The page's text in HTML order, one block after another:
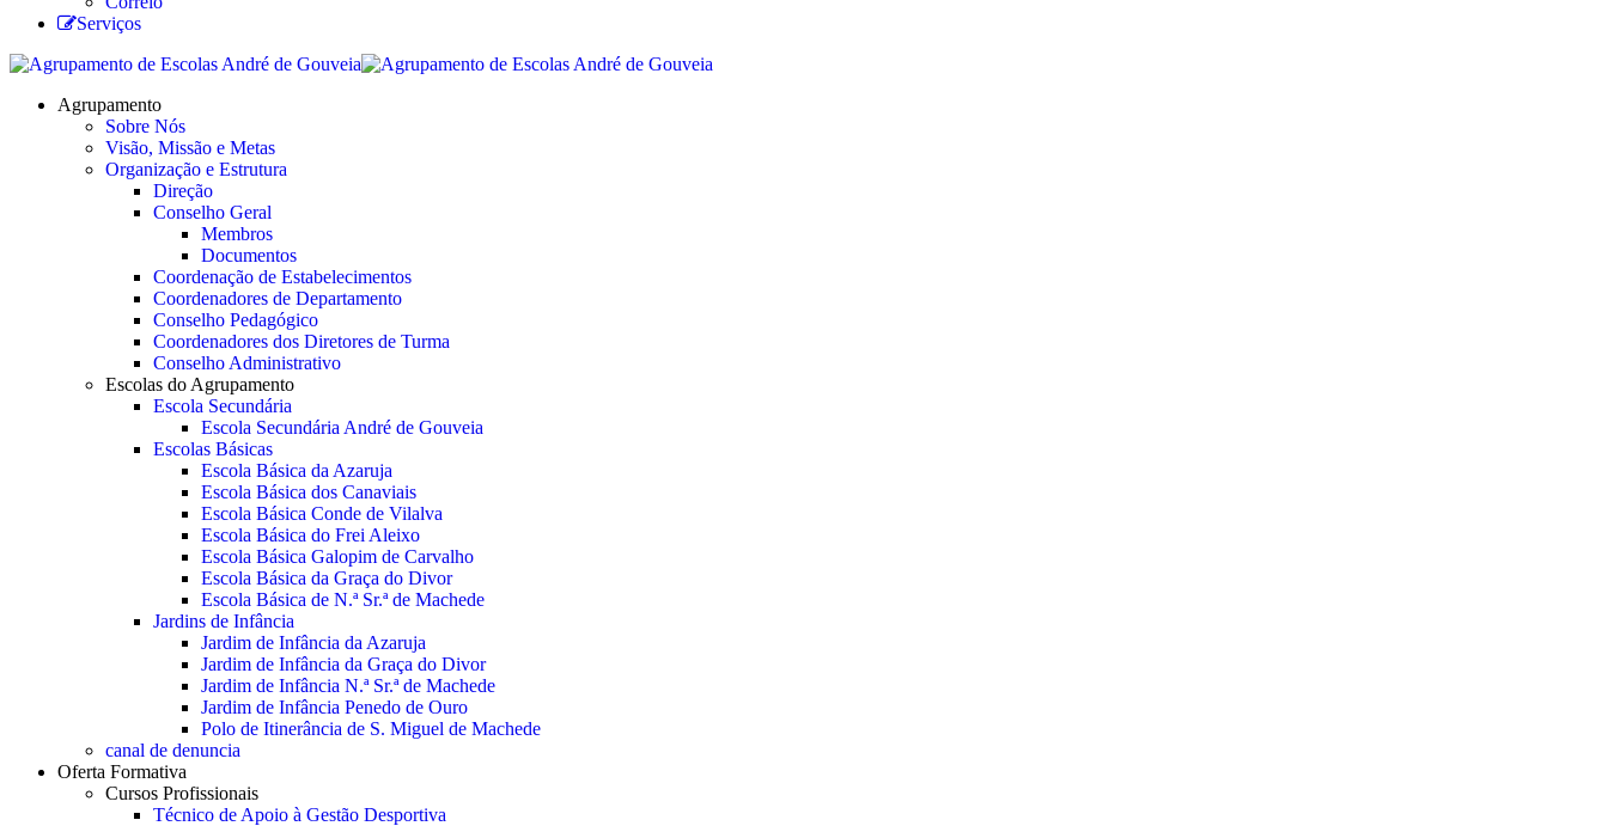
Serviços
Agrupamento
Sobre Nós
Visão, Missão e Metas
Organização e Estrutura
Direção
Conselho Geral
Membros
Documentos
Coordenação de Estabelecimentos
Coordenadores de Departamento
Conselho Pedagógico
Coordenadores dos Diretores de Turma
Conselho Administrativo
Escolas do Agrupamento
Escola Secundária
Escola Secundária André de Gouveia
Escolas Básicas
Escola Básica da Azaruja
Escola Básica dos Canaviais
Escola Básica Conde de Vilalva
Escola Básica do Frei Aleixo
Escola Básica Galopim de Carvalho
Escola Básica da Graça do Divor
Escola Básica de N.ª Sr.ª de Machede
Jardins de Infância
Jardim de Infância da Azaruja
Jardim de Infância da Graça do Divor
Jardim de Infância N.ª Sr.ª de Machede
Jardim de Infância Penedo de Ouro
Polo de Itinerância de S. Miguel de Machede
canal de denuncia
Oferta Formativa
Cursos Profissionais
Técnico de Apoio à Gestão Desportiva